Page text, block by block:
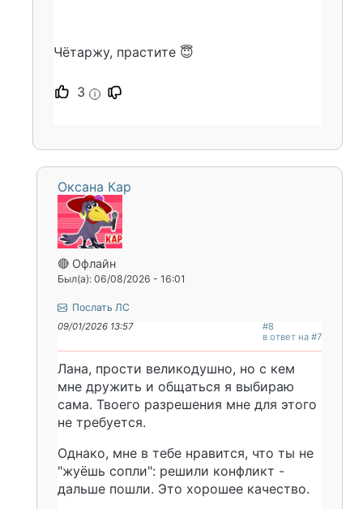
Чётаржу, прастите 😇
3 i
Оксана Кар
🔴 Офлайн
Был(а): 06/08/2026 - 16:01
Послать ЛС
09/01/2026 13:57
#8
в ответ на #7
Лана, прости великодушно, но с кем
мне дружить и общаться я выбираю
сама. Твоего разрешения мне для этого
не требуется.
Однако, мне в тебе нравится, что ты не
"жуёшь сопли": решили конфликт -
дальше пошли. Это хорошее качество.